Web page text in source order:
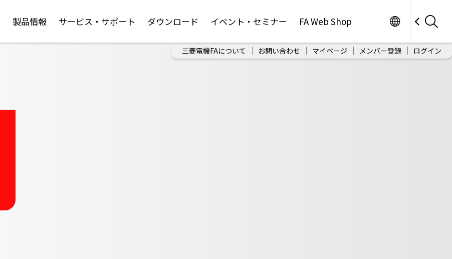
製品情報 サービス・サポート ダウンロード イベント・セミナー FA Web Shop
三菱電機FAについて お問い合わせ マイページ メンバー登録 ログイン